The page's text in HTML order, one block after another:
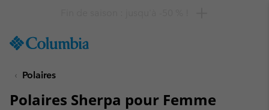
TO
SKIP
MAIN
Polaires
Polaires Sherpa pour Femme